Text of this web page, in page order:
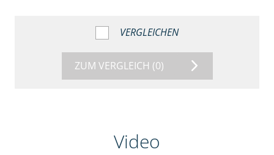
VERGLEICHEN
ZUM VERGLEICH (0)
Video